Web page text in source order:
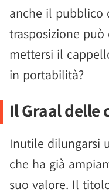
anche il pubblico
trasposizione può
mettersi il
in portabilità?
Il Graal delle
Inutile dilungarsi
che ha già
suo valore. Il